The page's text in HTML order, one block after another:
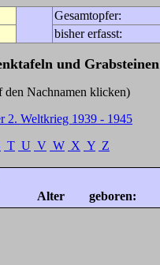
Gesamtopfer:
bisher erfasst:
und Grabsteinen
klicken)
2. Weltkrieg 1939 - 1945
T U V W X Y Z
Alter geboren: